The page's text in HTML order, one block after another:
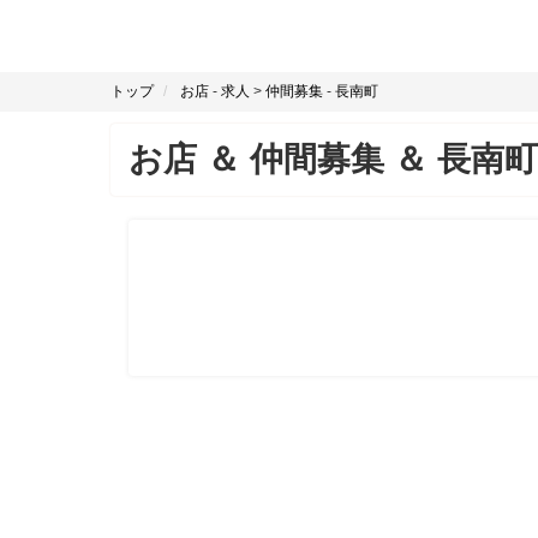
トップ お店 - 求人 > 仲間募集 - 長南町
お店 ＆仲間募集 ＆ 長南町